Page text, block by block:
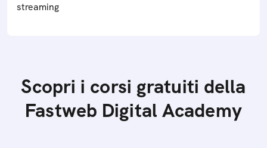
streaming
Scopri i corsi gratuiti della
Fastweb Digital Academy